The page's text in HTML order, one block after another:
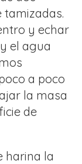
tamizadas.
y echar
el agua
a poco
la masa
de
harina la